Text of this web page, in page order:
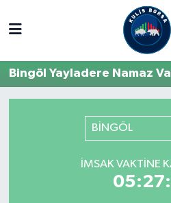
Bingöl Yayladere Namaz
BİNGÖL
İMSAK VAKTINE
Hisse Yorumu
Kulis Haber
Halka Arzlar
Trafik Durumu
Süper Lig Puan Durumu
Tüm Manşetler